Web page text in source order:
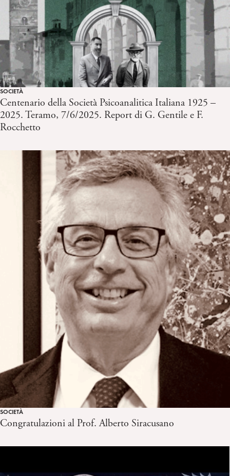
SOCIETÀ
Centenario della Società Psicoanalitica Italiana 1925 –
2025. Teramo, 7/6/2025. Report di G. Gentile e F.
Rocchetto
SOCIETÀ
Congratulazioni al Prof. Alberto Siracusano